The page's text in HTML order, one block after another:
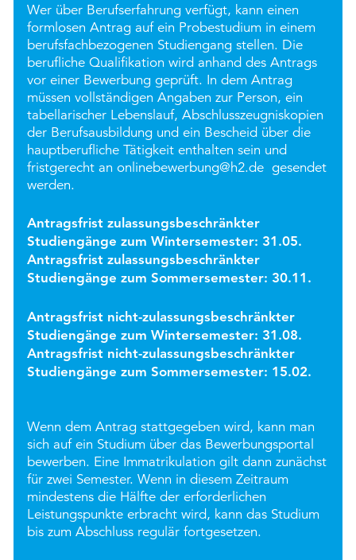
Wer über Berufserfahrung verfügt, kann einen
formlosen Antrag auf ein Probestudium in einem
berufsfachbezogenen Studiengang stellen. Die
berufliche Qualifikation wird anhand des Antrags
vor einer Bewerbung geprüft. In dem Antrag
müssen vollständigen Angaben zur Person, ein
tabellarischer Lebenslauf, Abschlusszeugniskopien
der Berufsausbildung und ein Bescheid über die
hauptberufliche Tätigkeit enthalten sein und
fristgerecht an onlinebewerbung@h2.de gesendet
werden.
Antragsfrist zulassungsbeschränkter
Studiengänge zum Wintersemester: 31.05.
Antragsfrist zulassungsbeschränkter
Studiengänge zum Sommersemester: 30.11.
Antragsfrist nicht-zulassungsbeschränkter
Studiengänge zum Wintersemester: 31.08.
Antragsfrist nicht-zulassungsbeschränkter
Studiengänge zum Sommersemester: 15.02.
Wenn dem Antrag stattgegeben wird, kann man
sich auf ein Studium über das Bewerbungsportal
bewerben. Eine Immatrikulation gilt dann zunächst
für zwei Semester. Wenn in diesem Zeitraum
mindestens die Hälfte der erforderlichen
Leistungspunkte erbracht wird, kann das Studium
bis zum Abschluss regulär fortgesetzen.